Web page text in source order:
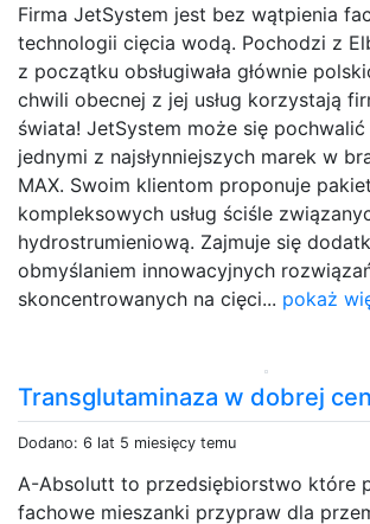
Firma JetSystem jest bez wątpienia
technologii cięcia wodą. Pochodzi z
z początku obsługiwała głównie
chwili obecnej z jej usług korzystają
świata! JetSystem może się pochwalić
jednymi z najsłynniejszych marek w
MAX. Swoim klientom proponuje
kompleksowych usług ściśle
hydrostrumieniową. Zajmuje się
obmyślaniem innowacyjnych
skoncentrowanych na cięci... pokaż
Transglutaminaza w dobrej
Dodano: 6 lat 5 miesięcy temu
A-Absolutt to przedsiębiorstwo które
fachowe mieszanki przypraw dla